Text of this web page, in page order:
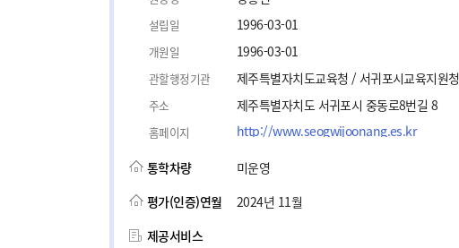
설립일 1996-03-01
개원일 1996-03-01
관할행정기관 제주특별자치도교육청 / 서귀포시교육지원청
주소 제주특별자치도 서귀포시 중동로8번길 8
홈페이지 http://www.seogwijoonang.es.kr
통학차량
미운영
평가(인증)연월
2024년 11월
제공서비스